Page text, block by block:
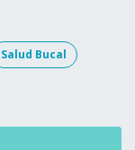
Salud Bucal